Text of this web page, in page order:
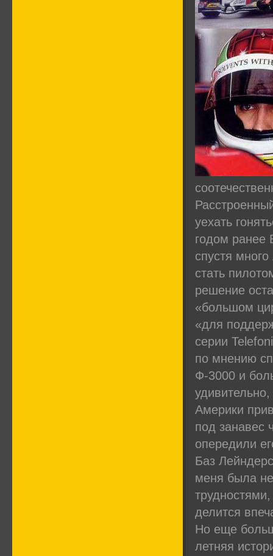
уехать
годом ранее
спустя
стать
решение
«большом
«для
серии
по мнению
Ф-3000 и
Америки
под занавес
опередили
Баз
меня была
делится
Но еще
летняя